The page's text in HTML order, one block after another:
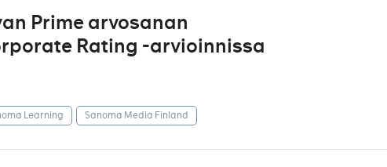
Prime arvosanan
Rating -arvioinnissa
Learning Sanoma Media Finland